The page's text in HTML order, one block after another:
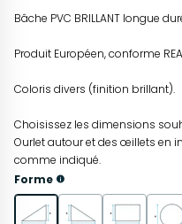
Bâche PVC BRILLANT longue
Produit Européen, conforme
Coloris divers (finition brillant).
Choisissez les dimensions
Ourlet autour et des œillets en
comme indiqué.
Forme